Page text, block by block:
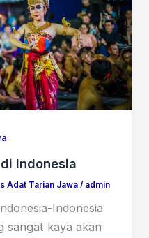
Indonesia
Adat Tarian Jawa/ admin
Indonesia
sangat kaya akan